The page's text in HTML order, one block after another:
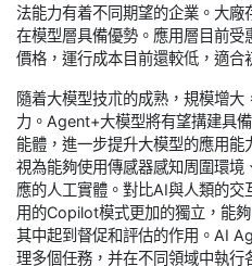
法能力有着不同期望的企業。大廠
在模型層具備優勢。應用層目前受
價格，運行成本目前還較低，適合
隨着大模型技朮的成熟，規模增
力。Agent+大模型將有望搆建具
能體，進一步提升大模型的應用
視為能夠使用傳感器感知周圍環
應的人工實體。對比AI與人類的
用的Copilot模式更加的獨立，能
其中起到督促和評估的作用。AI
理多個任務，并在不同領域中執